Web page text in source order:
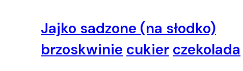
Jajko sadzone (na słodko)
brzoskwinie cukier czekolada